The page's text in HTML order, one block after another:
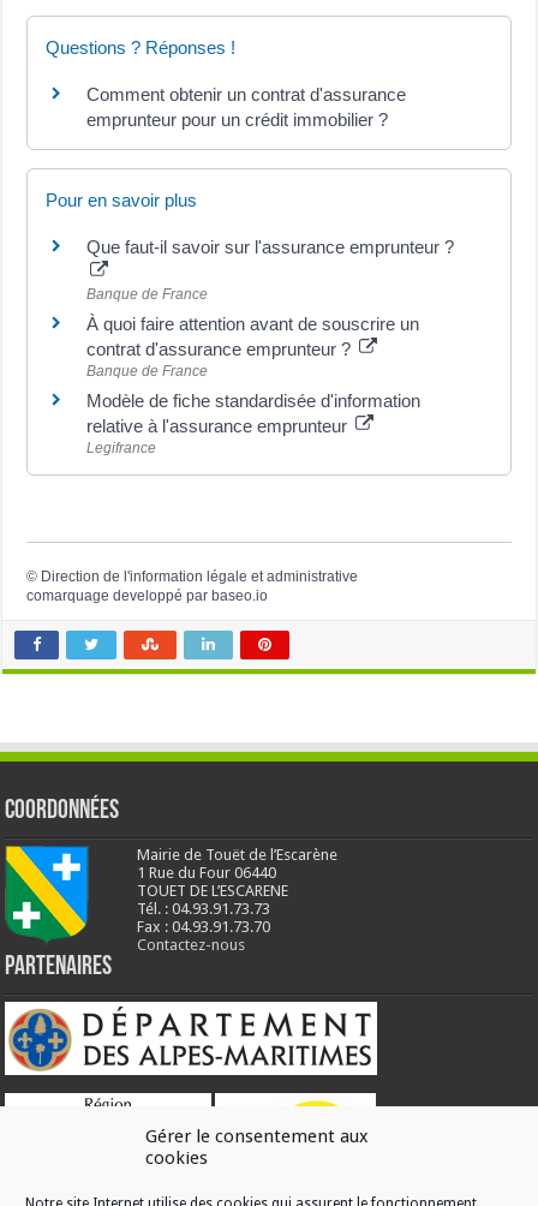
Gérer le consentement aux
cookies
Questions ? Réponses !
Comment obtenir un contrat d'assurance
emprunteur pour un crédit immobilier ?
Pour en savoir plus
Que faut-il savoir sur l'assurance emprunteur ?
Banque de France
À quoi faire attention avant de souscrire un
contrat d'assurance emprunteur ?
Banque de France
Modèle de fiche standardisée d'information
relative à l'assurance emprunteur
Legifrance
© Direction de l'information légale et administrative
comarquage developpé par baseo.io
Coordonnées
Mairie de Touët de l’Escarène
1 Rue du Four 06440
TOUET DE L’ESCARENE
Tél. : 04.93.91.73.73
Fax : 04.93.91.73.70
Contactez-nous
Partenaires